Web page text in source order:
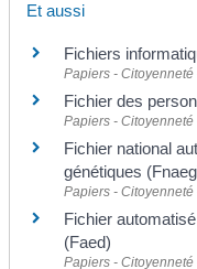
Et aussi
Fichiers
Papiers - Citoyenneté
Fichier des
Papiers - Citoyenneté
Fichier national
génétiques
Papiers - Citoyenneté
Fichier
(Faed)
Papiers - Citoyenneté